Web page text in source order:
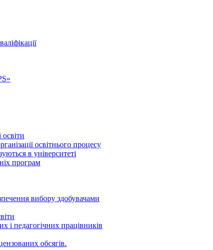
освіти
освітнього процесу
в університеті
програм
вибору здобувачами
і педагогічних працівників
oбсягів.